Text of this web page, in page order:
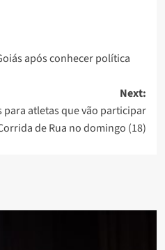
após conhecer política
Next:
atletas que vão participar
de Rua no domingo (18)